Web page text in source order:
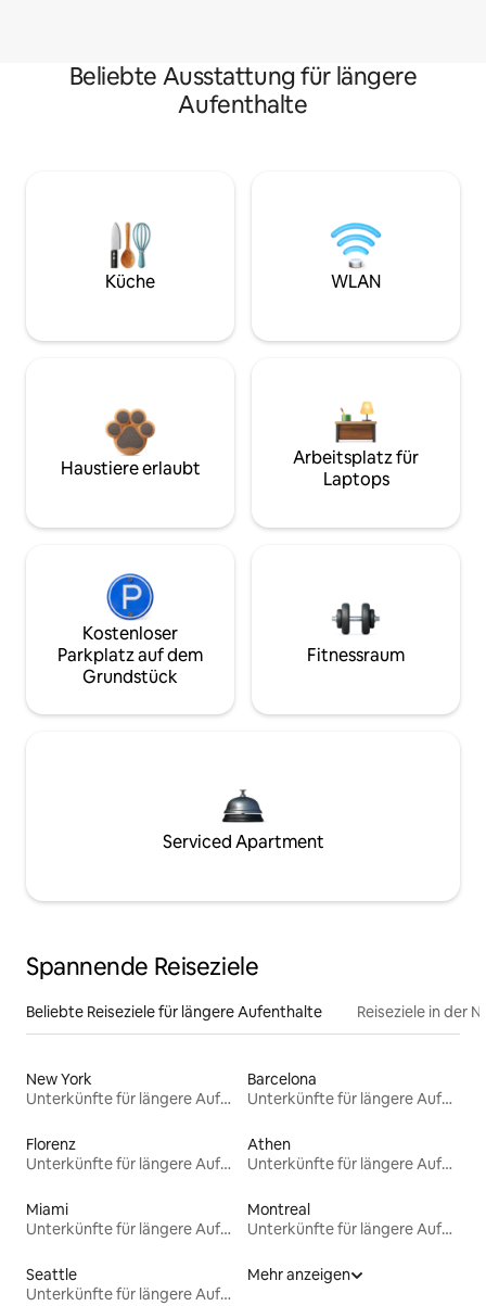
Beliebte Ausstattung für längere
Aufenthalte
Küche WLAN
Haustiere erlaubt
Arbeitsplatz für
Laptops
Kostenloser
Parkplatz auf dem
Grundstück
Fitnessraum
Serviced Apartment
Spannende Reiseziele
Beliebte Reiseziele für längere Aufenthalte Reiseziele in der
New York
Unterkünfte für längere Aufenthalte
Barcelona
Unterkünfte für längere Aufenthalte
Florenz
Unterkünfte für längere Aufenthalte
Athen
Unterkünfte für längere Aufenthalte
Miami
Unterkünfte für längere Aufenthalte
Montreal
Unterkünfte für längere Aufenthalte
Seattle
Unterkünfte für längere Aufenthalte
Mehr anzeigen